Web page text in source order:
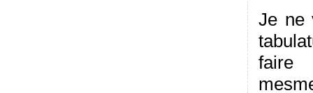
Je ne
faire